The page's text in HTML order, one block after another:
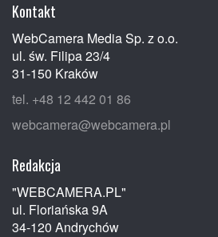
Kontakt
WebCamera Media Sp. z o.o.
ul. św. Filipa 23/4
31-150 Kraków
tel. +48 12 442 01 86
webcamera@webcamera.pl
Redakcja
"WEBCAMERA.PL"
ul. Floriańska 9A
34-120 Andrychów